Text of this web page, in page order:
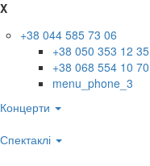
X
+38 044 585 73 06
+38 050 353 12 35
+38 068 554 10 70
menu_phone_3
Концерти
Спектаклі